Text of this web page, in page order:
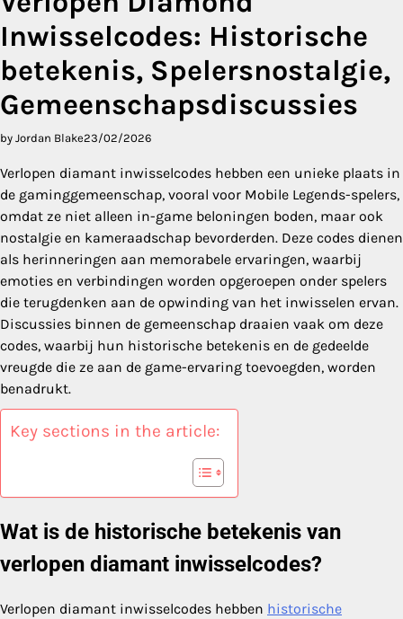
Inwisselcodes: Historische
betekenis, Spelersnostalgie,
Gemeenschapsdiscussies
by Jordan Blake23/02/2026
Verlopen diamant inwisselcodes hebben een unieke plaats in
de gaminggemeenschap, vooral voor Mobile Legends-spelers,
omdat ze niet alleen in-game beloningen boden, maar ook
nostalgie en kameraadschap bevorderden. Deze codes dienen
als herinneringen aan memorabele ervaringen, waarbij
emoties en verbindingen worden opgeroepen onder spelers
die terugdenken aan de opwinding van het inwisselen ervan.
Discussies binnen de gemeenschap draaien vaak om deze
codes, waarbij hun historische betekenis en de gedeelde
vreugde die ze aan de game-ervaring toevoegden, worden
benadrukt.
Key sections in the article:
Wat is de historische betekenis van
verlopen diamant inwisselcodes?
Verlopen diamant inwisselcodes hebben historische